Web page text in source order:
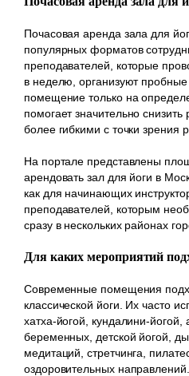
Почасовая аренда зала для
популярных форматов
преподавателей, которые
в неделю, организуют
помещение только на
помогает значительно
более гибкими с точки зрения
На портале представлены
арендовать зал для йоги в
как для начинающих
преподавателей, которым
сразу в нескольких районах
Для каких мероприятий
Современные помещения
классической йоги. Их часто
хатха-йогой, кундалини-йогой,
беременных, детской йогой,
медитаций, стретчинга,
оздоровительных